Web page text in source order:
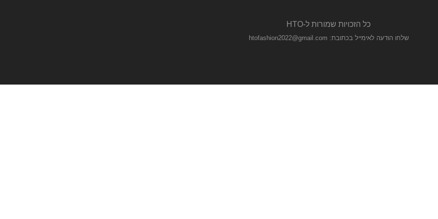
כל הזכויות שמורות ל-HTO
שלחו הודעה לאימייל בכתובת: htofashion2022@gmail.com